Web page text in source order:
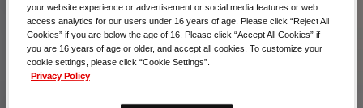
your website experience or advertisement or social media features or web
access analytics for our users under 16 years of age. Please click “Reject All
Cookies” if you are below the age of 16. Please click “Accept All Cookies” if
you are 16 years of age or older, and accept all cookies. To customize your
cookie settings, please click “Cookie Settings”.
Privacy Policy